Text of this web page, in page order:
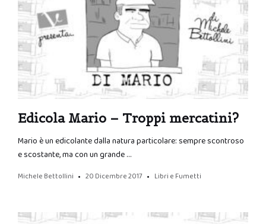
Edicola Mario – Troppi mercatini?
Mario è un edicolante dalla natura particolare: sempre scontroso
e scostante, ma con un grande …
Michele Bettollini 20 Dicembre 2017 Libri e Fumetti